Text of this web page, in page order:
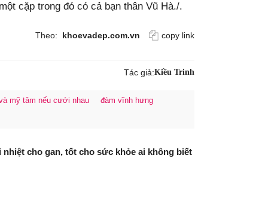
cặp trong đó có cả bạn thân Vũ Hà./.
Theo: khoevadep.com.vn copy link
Tác giả:Kiều Trinh
mỹ tâm nếu cưới nhau
đàm vĩnh hưng
cho gan, tốt cho sức khỏe ai không biết